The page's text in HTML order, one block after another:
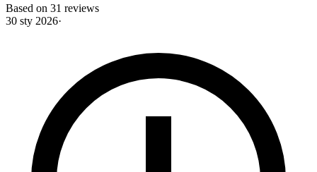
Based on 31 reviews
30 sty 2026·